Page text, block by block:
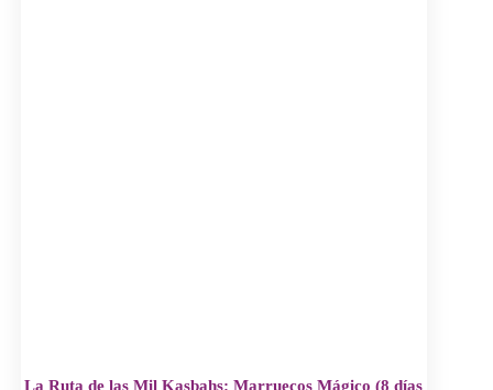
La Ruta de las Mil Kasbahs: Marruecos Mágico (8 días